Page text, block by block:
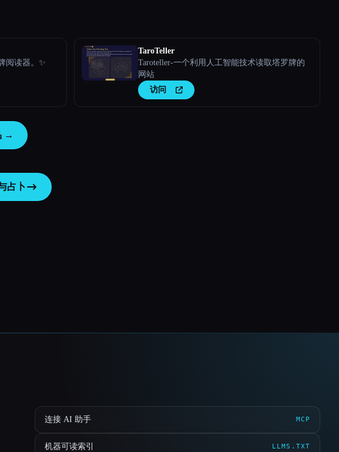
阅读器。✨
TaroTeller
Taroteller-一个利用人工智能技术读取塔罗牌的
网站
访问
→
占卜
连接 AI 助手 MCP
机器可读索引 LLMS.TXT